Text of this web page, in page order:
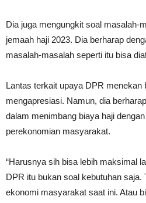
Dia juga mengungkit soal masalah-
jemaah haji 2023. Dia berharap
masalah-masalah seperti itu bisa
Lantas terkait upaya DPR menekan
mengapresiasi. Namun, dia
dalam menimbang biaya haji
perekonomian masyarakat.
“Harusnya sih bisa lebih maksimal
DPR itu bukan soal kebutuhan saja.
ekonomi masyarakat saat ini. Atau